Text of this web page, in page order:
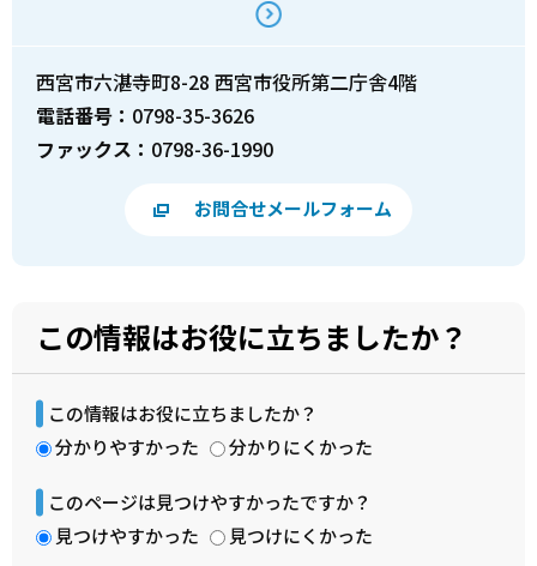
西宮市六湛寺町8-28 西宮市役所第二庁舎4階
電話番号： 0798-35-3626
ファックス： 0798-36-1990
お問合せメールフォーム
この情報はお役に立ちましたか？
この情報はお役に立ちましたか？
分かりやすかった
分かりにくかった
このページは見つけやすかったですか？
見つけやすかった
見つけにくかった